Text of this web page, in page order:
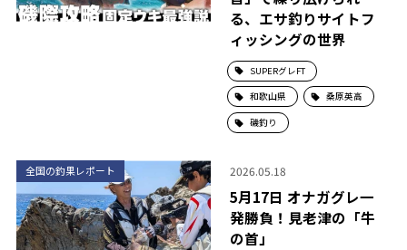
る、エサ釣りサイトフ
ィッシングの世界
SUPERグレFT
和歌山県 桑原英高
磯釣り
全国の釣果レポート 2026.05.18
5月17日 オナガグレ一
発勝負！見老津の「牛
の首」